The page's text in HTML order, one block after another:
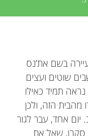
בשם את’נס
שוטים ועצים
תמיד כאילו
מהבית הזה, ולכן
אחד, עבר לגור
סקרן, שאל את